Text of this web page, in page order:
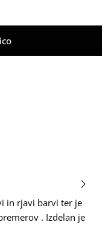
in rjavi barvi ter je
. Izdelan je